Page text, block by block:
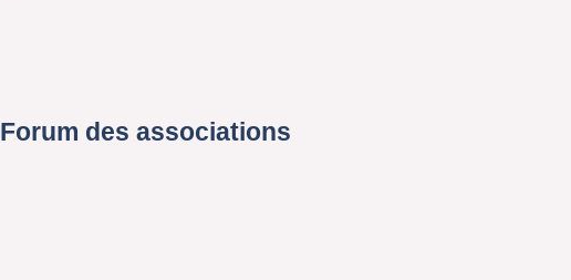
Forum des associations